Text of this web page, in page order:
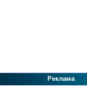
Реклама